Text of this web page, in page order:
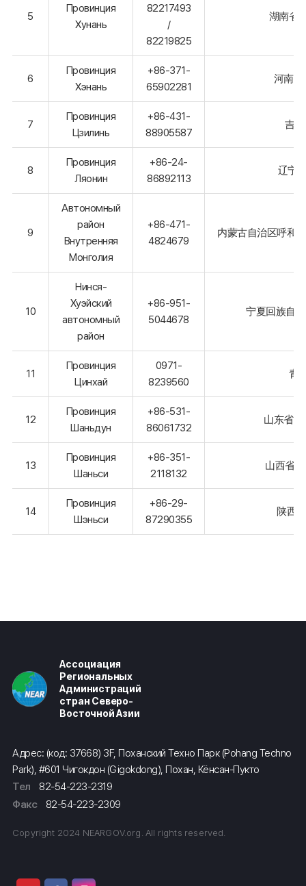
5
Провинция
Хунань
82217493
/
82219825
湖南省
6
Провинция
Хэнань
+86-371-
65902281
河南
7
Провинция
Цзилинь
+86-431-
88905587
吉
8
Провинция
Ляонин
+86-24-
86892113
辽宁
9
Автономный
район
Внутренняя
Монголия
+86-471-
4824679
内蒙古自治区呼和
10
Нинся-
Хуэйский
автономный
район
+86-951-
5044678
宁夏回族自
11
Провинция
Цинхай
0971-
8239560
青
12
Провинция
Шаньдун
+86-531-
86061732
山东省
13
Провинция
Шаньси
+86-351-
2118132
山西省
14
Провинция
Шэньси
+86-29-
87290355
陕西
Ассоциация
Региональных
Администраций
стран Северо-
Восточной Азии
Адрес: (код: 37668) 3F, Поханский Техно Парк (Pohang Techno
Park), #601 Чигокдон (Gigokdong), Похан, Кёнсан-Пукто
Тел
82-54-223-2319
Факс
82-54-223-2309
Copyright 2024 NEARGOV.org. All rights reserved.